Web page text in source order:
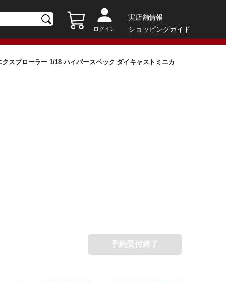
ログイン
実店舗情報
ショッピングガイド
スプローラー 1/18 ハイパースペック ダイキャストミニカ
予約受付終了